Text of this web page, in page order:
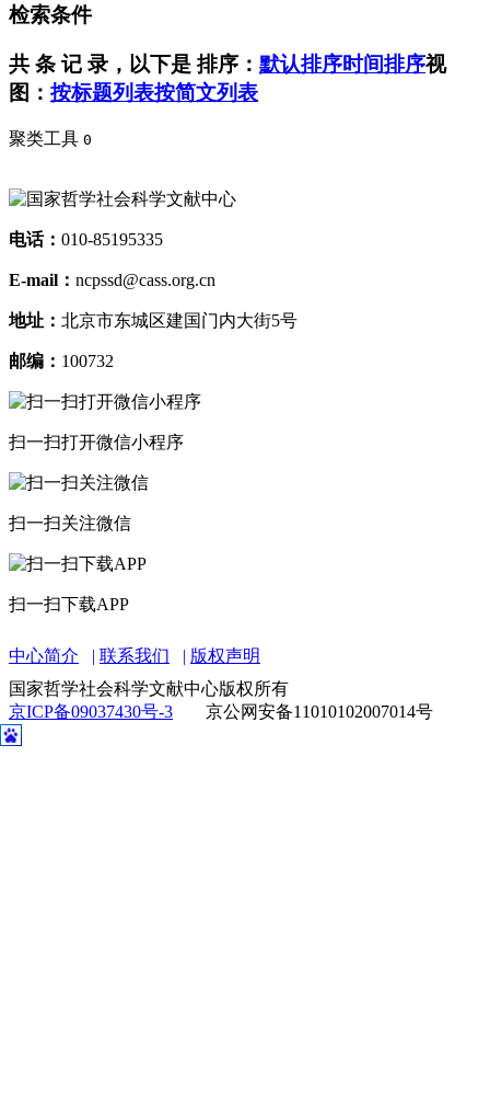
检索条件
共 条 记 录，以下是 排序： 默认排序时间排序视
图： 按标题列表按简文列表
聚类工具 0
电话： 010-85195335
E-mail： ncpssd@cass.org.cn
地址： 北京市东城区建国门内大街5号
邮编： 100732
扫一扫打开微信小程序
扫一扫关注微信
扫一扫下载APP
中心简介 联系我们
版权声明
国家哲学社会科学文献中心版权所有
京ICP备09037430号-3
京公网安备11010102007014号